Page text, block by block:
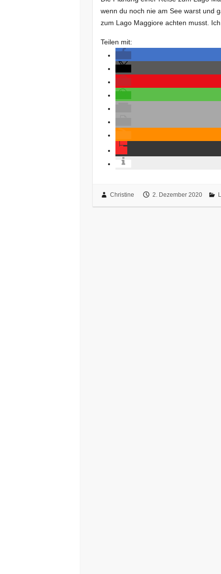
wenn du noch nie am See warst und
zum Lago Maggiore achten musst.
Teilen mit:
Christine 2. Dezember 2020